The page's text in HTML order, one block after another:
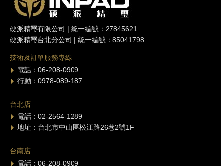
硬派精璽有限公司 | 統一編號：27845621
硬派精璽台北分公司 | 統一編號：85041798
技術及訂單服務專線
電話：06-208-0909
行動：0978-089-187
台北店
電話：02-2564-1289
地址：台北市中山區松江路26巷2號1F
台南店
電話：06-208-0909